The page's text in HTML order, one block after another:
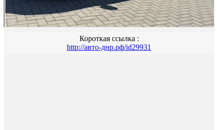
Короткая ссылка :
http://авто-днр.рф/id29931